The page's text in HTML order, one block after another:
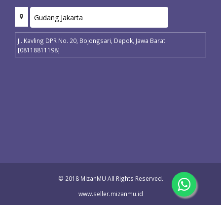
Jl. Kavling DPR No. 20, Bojongsari, Depok, Jawa Barat.
[08118811198]
© 2018 MizanMU All Rights Reserved.
www.seller.mizanmu.id